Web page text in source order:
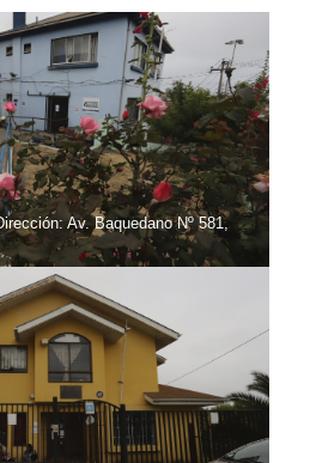
Av. Baquedano Nº 581,